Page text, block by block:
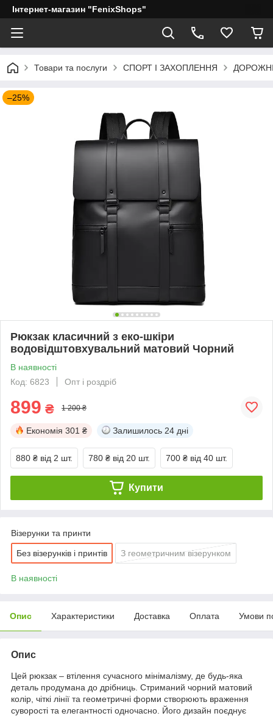
Інтернет-магазин "FenixShops"
Товари та послуги СПОРТ І ЗАХОПЛЕННЯ
–25%
Рюкзак класичний з еко-шкіри
водовідштовхувальний матовий Чорний
В наявності
Код: 6823
Опт і роздріб
899 ₴ 1 200 ₴
Економія 301 ₴ Залишилось 24 дні
880 ₴ від 2 шт. 780 ₴ від 20 шт. 700 ₴ від 40 шт.
Купити
Візерунки та принти
Без візерунків і принтів З геометричним візерунком
В наявності
Опис Характеристики Доставка Оплата Умови
Опис
Цей рюкзак – втілення сучасного мінімалізму, де будь-яка
деталь продумана до дрібниць. Стриманий чорний матовий
колір, чіткі лінії та геометричні форми створюють враження
суворості та елегантності одночасно. Його дизайн поєднує